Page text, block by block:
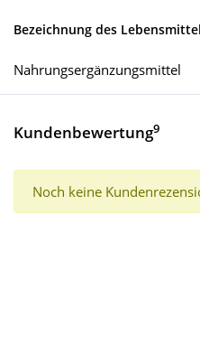
Bezeichnung des
Nahrungsergänzungsmittel
Kundenbewertung9
Noch keine